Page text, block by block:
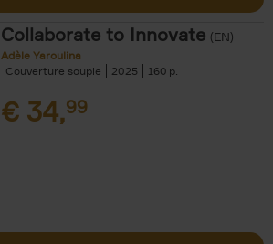
Collaborate to Innovate (EN)
Adèle Yaroulina
Couverture souple
2025 160
€ 34,99